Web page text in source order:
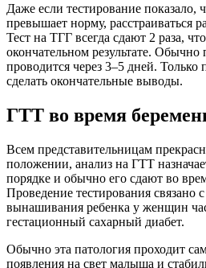
Даже если тестирование показало,
превышает норму, расстраиваться
Тест на ТГГ всегда сдают 2 раза,
окончательном результате. Обычно
проводится через 3–5 дней. Только
сделать окончательные выводы.
ГТТ во время
Всем представительницам
положении, анализ на ГТТ
порядке и обычно его сдают во
Проведение тестирования связано
вынашивания ребенка у женщин
гестационный сахарный диабет.
Обычно эта патология проходит
появления на свет малыша и